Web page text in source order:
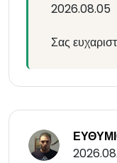
2026.08.05
Σας